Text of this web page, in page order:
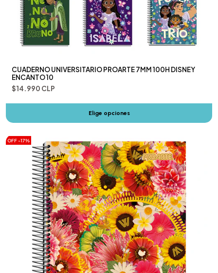
CUADERNO UNIVERSITARIO PROARTE 7MM 100H DISNEY
ENCANTO 10
$14.990 CLP
Elige opciones
OFF -17%